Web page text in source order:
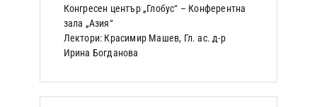
Конгресен център „Глобус“ – Конферентна
зала „Азия“
Лектори: Красимир Машев, Гл. ас. д-р
Ирина Богданова